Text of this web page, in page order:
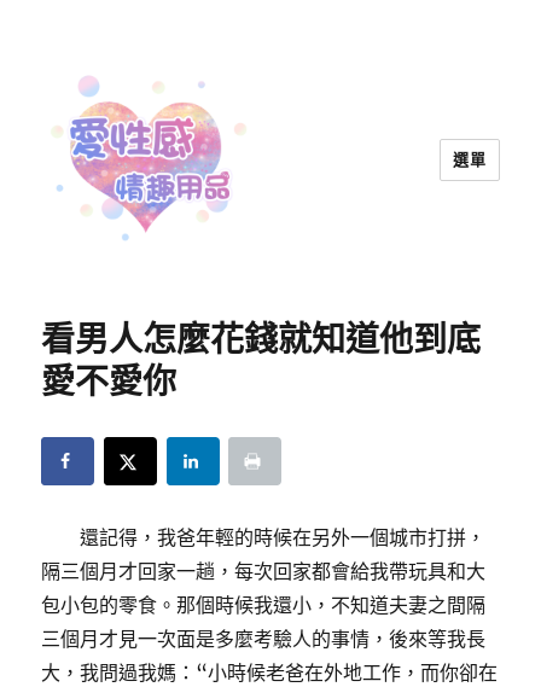
選單
看男人怎麼花錢就知道他到底
愛不愛你
還記得，我爸年輕的時候在另外一個城市打拼，
隔三個月才回家一趟，每次回家都會給我帶玩具和大
包小包的零食。那個時候我還小，不知道夫妻之間隔
三個月才見一次面是多麼考驗人的事情，後來等我長
大，我問過我媽：“小時候老爸在外地工作，而你卻在